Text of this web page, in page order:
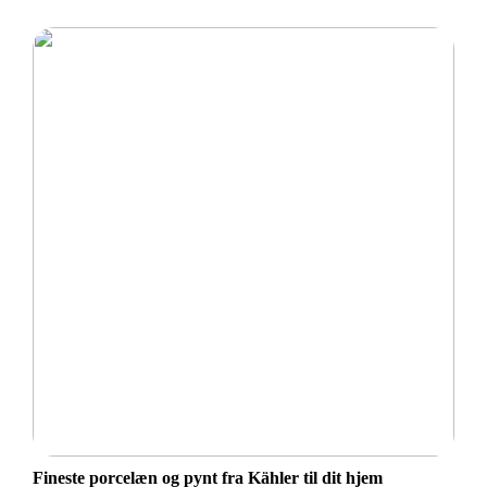
Fineste porcelæn og pynt fra Kähler til dit hjem